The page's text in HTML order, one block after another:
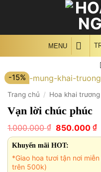
MENU
-15%
Trang chủ / Hoa khai trương
Vạn lời chúc phúc
1.000.000₫ Giá
gốc
là:
1.000.000 ₫.
850.000 ₫
Khuyến mãi HOT:
*Giao hoa tươi tận nơi
trên 500k)